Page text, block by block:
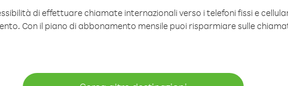
di effettuare chiamate internazionali verso i telefoni fissi e
Con il piano di abbonamento mensile puoi risparmiare sulle